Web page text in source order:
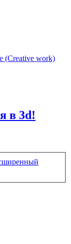
(Creative work)
в 3d!